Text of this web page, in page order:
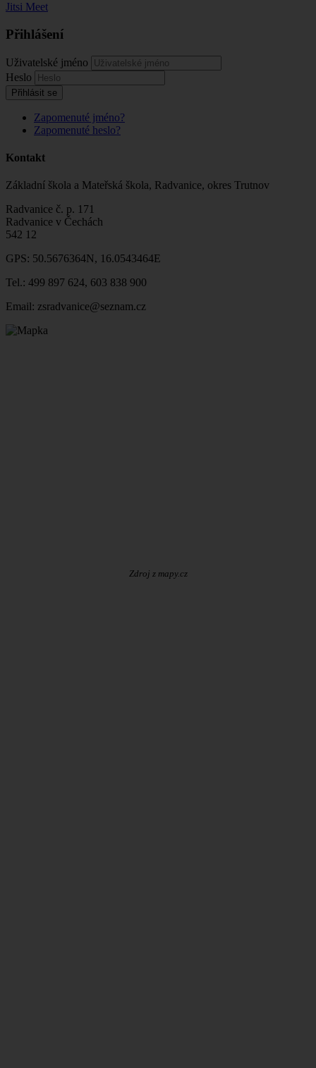
Jitsi Meet
Přihlášení
Uživatelské jméno
Heslo
Přihlásit se
Zapomenuté jméno?
Zapomenuté heslo?
Kontakt
Základní škola a Mateřská škola, Radvanice, okres Trutnov
Radvanice č. p. 171
Radvanice v Čechách
542 12
GPS: 50.5676364N, 16.0543464E
Tel.: 499 897 624, 603 838 900
Email: zsradvanice@seznam.cz
Zdroj z mapy.cz